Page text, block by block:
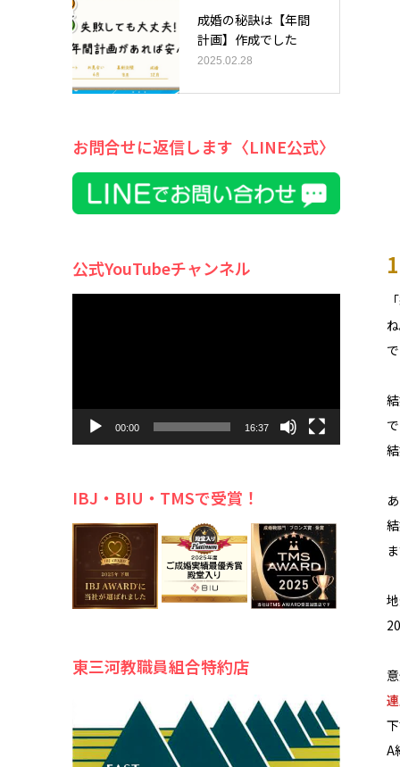
A
成婚の秘訣は【年間
計画】作成でした
2025.02.28
お問合せに返信します〈LINE公式〉
公式YouTubeチャンネル
動
00:00 16:37
IBJ・BIU・TMSで受賞！
東三河教職員組合特約店